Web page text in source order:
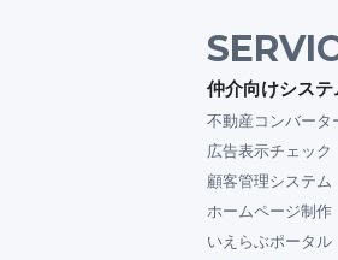
仲介向けシステ
不動産コンバータ
広告表示チェック
顧客管理システム
ホームページ制作
いえらぶポータル